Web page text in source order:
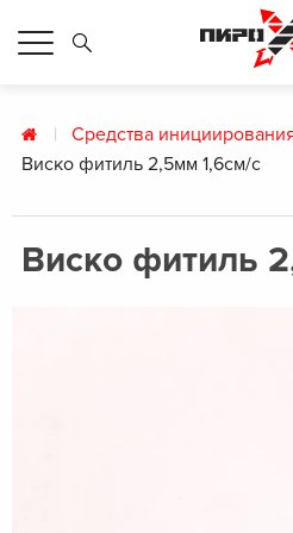
Средства
Виско фитиль 2,5мм 1,6см/с
Виско фитиль